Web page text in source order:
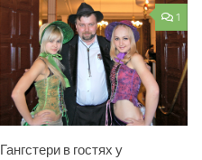
1
Гангстери в гостях у